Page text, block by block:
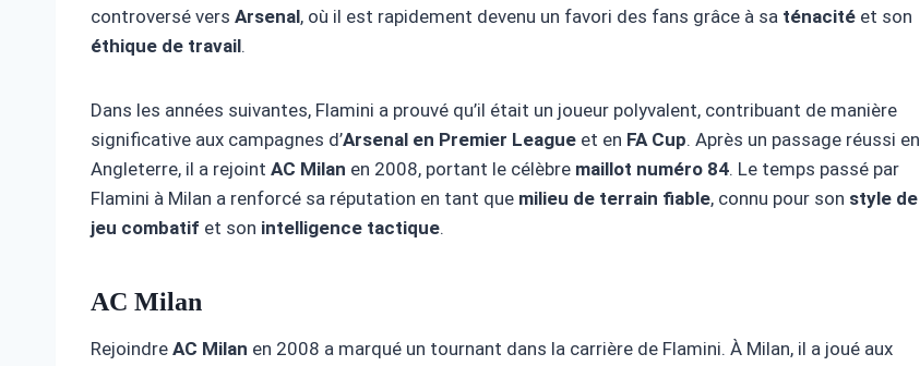
controversé vers Arsenal, où il est rapidement devenu un favori des fans grâce à sa ténacité et son
éthique de travail.
Dans les années suivantes, Flamini a prouvé qu’il était un joueur polyvalent, contribuant de manière
significative aux campagnes d’Arsenal en Premier League et en FA Cup. Après un passage réussi en
Angleterre, il a rejoint AC Milan en 2008, portant le célèbre maillot numéro 84. Le temps passé par
Flamini à Milan a renforcé sa réputation en tant que milieu de terrain fiable, connu pour son style de
jeu combatif et son intelligence tactique.
AC Milan
Rejoindre AC Milan en 2008 a marqué un tournant dans la carrière de Flamini. À Milan, il a joué aux